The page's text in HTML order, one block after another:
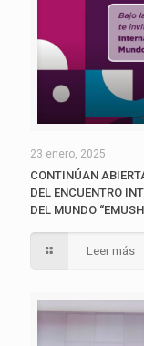
23 enero, 2025
CONTINÚAN
DEL ENCUENTRO
DEL MUNDO
Leer más